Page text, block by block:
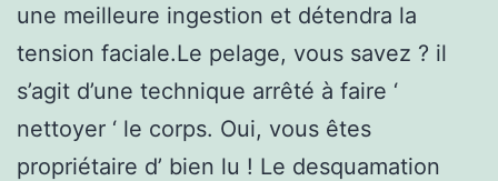
une meilleure ingestion et détendra la
tension faciale.Le pelage, vous savez ? il
s’agit d’une technique arrêté à faire ‘
nettoyer ‘ le corps. Oui, vous êtes
propriétaire d’ bien lu ! Le desquamation